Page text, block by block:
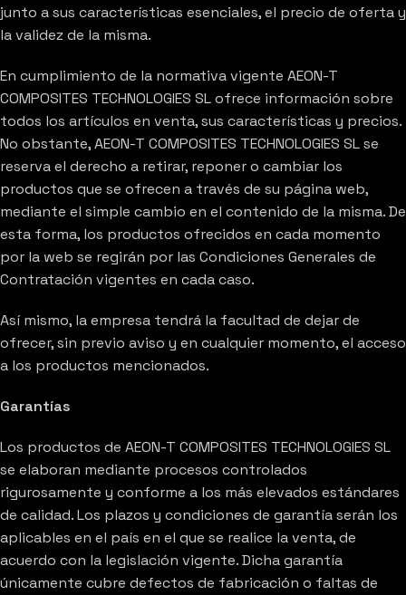
junto a sus características esenciales, el precio de oferta y
la validez de la misma.
En cumplimiento de la normativa vigente AEON-T
COMPOSITES TECHNOLOGIES SL ofrece información sobre
todos los artículos en venta, sus características y precios.
No obstante, AEON-T COMPOSITES TECHNOLOGIES SL se
reserva el derecho a retirar, reponer o cambiar los
productos que se ofrecen a través de su página web,
mediante el simple cambio en el contenido de la misma. De
esta forma, los productos ofrecidos en cada momento
por la web se regirán por las Condiciones Generales de
Contratación vigentes en cada caso.
Así mismo, la empresa tendrá la facultad de dejar de
ofrecer, sin previo aviso y en cualquier momento, el acceso
a los productos mencionados.
Garantías
Los productos de AEON-T COMPOSITES TECHNOLOGIES SL
se elaboran mediante procesos controlados
rigurosamente y conforme a los más elevados estándares
de calidad. Los plazos y condiciones de garantía serán los
aplicables en el país en el que se realice la venta, de
acuerdo con la legislación vigente. Dicha garantía
únicamente cubre defectos de fabricación o faltas de